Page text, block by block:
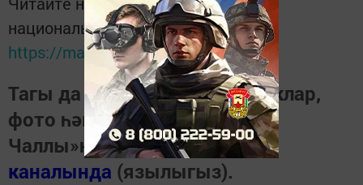
национальном мессенджере MАХ:
https://max.ru/tatmedia
Тагы да кызыклырак яңалыклар,
фото һәм видеолар «Шәһри
Чаллы»ныңMAX
каналында (язылыгыз).